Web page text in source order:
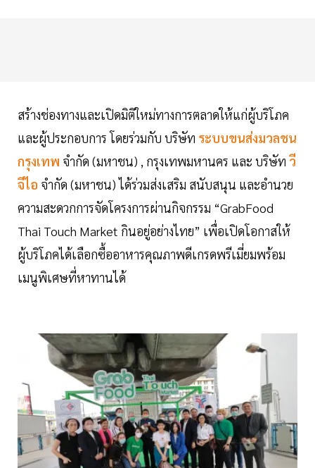
สร้างช่องทางและเปิดมิติใหม่ทางการตลาดให้แก่ผู้บริโภค
และผู้ประกอบการ โดยร่วมกับ บริษัท ระบบขนส่งมวลชน
กรุงเทพ จำกัด (มหาชน) , กรุงเทพมหานคร และ บริษัท วี
จีไอ จำกัด (มหาชน) ได้ร่วมส่งเสริม สนับสนุน และอำนวย
ความสะดวกการจัดโครงการผ่านกิจกรรม “GrabFood
Thai Touch Market กินอยู่อย่างไทย” เพื่อเปิดโอกาสให้
ผู้บริโภคได้เลือกซื้ออาหารคุณภาพดีเกรดพรีเมี่ยมพร้อม
เมนูพิเศษที่หาทานได้